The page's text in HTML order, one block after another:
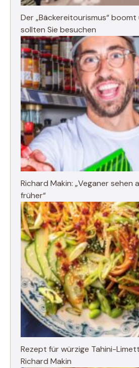
Der „Bäckereitourismus“
sollten Sie besuchen
Richard Makin: „Veganer sehen
früher“
Rezept für würzige Tahini-
Richard Makin